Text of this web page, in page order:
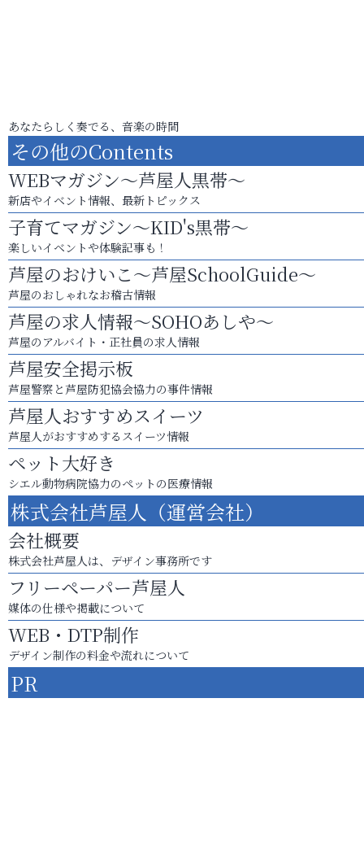
あなたらしく奏でる、音楽の時間
その他のContents
WEBマガジン～芦屋人黒帯～
新店やイベント情報、最新トピックス
子育てマガジン～KID's黒帯～
楽しいイベントや体験記事も！
芦屋のおけいこ～芦屋SchoolGuide～
芦屋のおしゃれなお稽古情報
芦屋の求人情報～SOHOあしや～
芦屋のアルバイト・正社員の求人情報
芦屋安全掲示板
芦屋警察と芦屋防犯協会協力の事件情報
芦屋人おすすめスイーツ
芦屋人がおすすめするスイーツ情報
ペット大好き
シエル動物病院協力のペットの医療情報
株式会社芦屋人（運営会社）
会社概要
株式会社芦屋人は、デザイン事務所です
フリーペーパー芦屋人
媒体の仕様や掲載について
WEB・DTP制作
デザイン制作の料金や流れについて
PR